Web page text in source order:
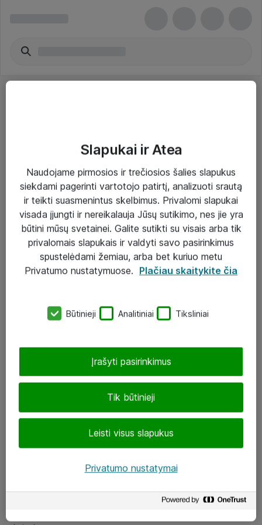
Paslaugos
Sprendimai
Įgyvendinti projektai
Atea ekspertų patarimai verslui
eShop@atea.lt
LinkedIn
Slapukai ir Atea
Naudojame pirmosios ir trečiosios šalies slapukus
siekdami pagerinti vartotojo patirtį, analizuoti srautą
ir teikti suasmenintus skelbimus. Privalomi slapukai
visada įjungti ir nereikalauja Jūsų sutikimo, nes jie yra
būtini mūsų svetainei. Galite sutikti su visais arba tik
privalomais slapukais ir valdyti savo pasirinkimus
spustelėdami žemiau, arba bet kuriuo metu
Privatumo nustatymuose. Plačiau skaitykite čia
Būtinieji Analitiniai Tiksliniai
Tik būtinieji
Leisti visus slapukus
Įrašyti pasirinkimus
Privatumo nustatymai